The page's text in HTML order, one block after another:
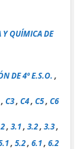
Y QUÍMICA DE
DE 4º E.S.O. ,
, C3, C4, C5, C6
, 3.1, 3.2, 3.3,
, 5.2, 6.1, 6.2